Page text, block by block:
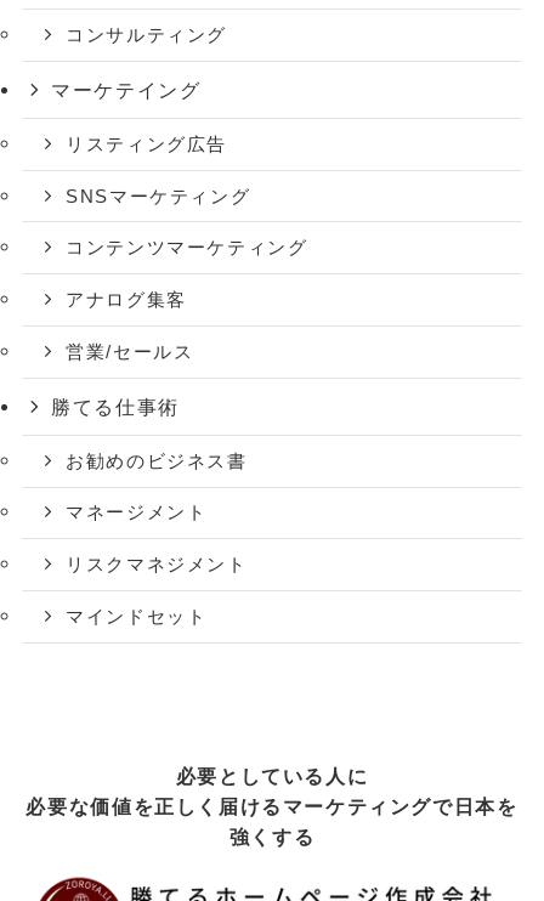
コンサルティング
マーケテイング
リスティング広告
SNSマーケティング
コンテンツマーケティング
アナログ集客
営業/セールス
勝てる仕事術
お勧めのビジネス書
マネージメント
リスクマネジメント
マインドセット
必要としている人に
必要な価値を正しく届けるマーケティングで日本を
強くする